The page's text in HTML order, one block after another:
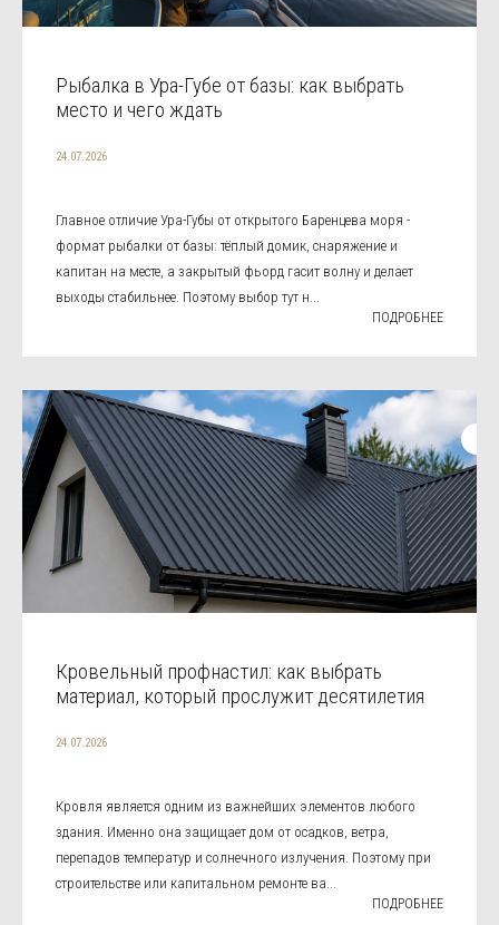
Рыбалка в Ура-Губе от базы: как выбрать
место и чего ждать
24.07.2026
Главное отличие Ура-Губы от открытого Баренцева моря -
формат рыбалки от базы: тёплый домик, снаряжение и
капитан на месте, а закрытый фьорд гасит волну и делает
выходы стабильнее. Поэтому выбор тут н...
ПОДРОБНЕЕ
Кровельный профнастил: как выбрать
материал, который прослужит десятилетия
24.07.2026
Кровля является одним из важнейших элементов любого
здания. Именно она защищает дом от осадков, ветра,
перепадов температур и солнечного излучения. Поэтому при
строительстве или капитальном ремонте ва...
ПОДРОБНЕЕ